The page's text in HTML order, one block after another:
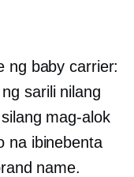
ng baby carrier:
sarili nilang
mag-alok
na ibinebenta
name.